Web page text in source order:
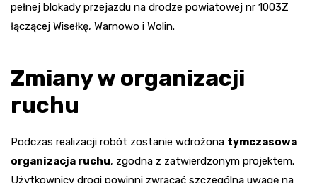
pełnej blokady przejazdu na drodze powiatowej nr 1003Z
łączącej Wisełkę, Warnowo i Wolin.
Zmiany w organizacji
ruchu
Podczas realizacji robót zostanie wdrożona tymczasowa
organizacja ruchu, zgodna z zatwierdzonym projektem.
Użytkownicy drogi powinni zwracać szczególną uwagę na